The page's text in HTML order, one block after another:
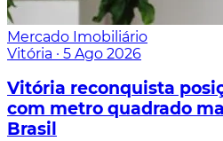
Mercado Imobiliário
Vitória · 5 Ago 2026
Vitória reconquista
com metro quadrado
Brasil